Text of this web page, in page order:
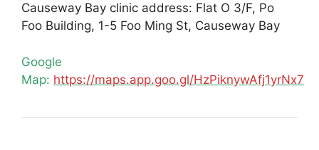
Causeway Bay clinic address: Flat O 3/F, Po
Foo Building, 1-5 Foo Ming St, Causeway Bay
Google
Map: https://maps.app.goo.gl/HzPiknywAfj1yrNx7